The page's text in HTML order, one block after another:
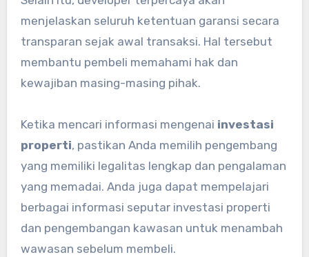
menjelaskan seluruh ketentuan garansi secara
transparan sejak awal transaksi. Hal tersebut
membantu pembeli memahami hak dan
kewajiban masing-masing pihak.
Ketika mencari informasi mengenai investasi
properti, pastikan Anda memilih pengembang
yang memiliki legalitas lengkap dan pengalaman
yang memadai. Anda juga dapat mempelajari
berbagai informasi seputar investasi properti
dan pengembangan kawasan untuk menambah
wawasan sebelum membeli.